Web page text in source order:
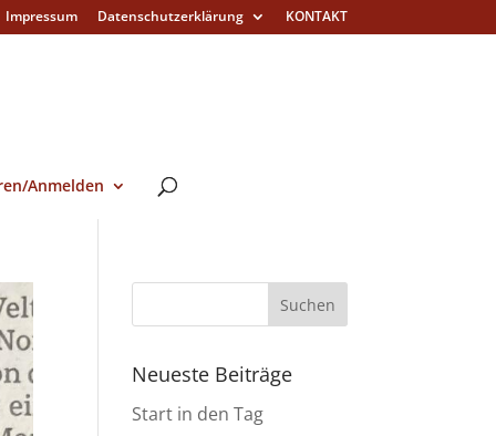
Impressum Datenschutzerklärung KONTAKT
Anmelden
Neueste Beiträge
Start in den Tag